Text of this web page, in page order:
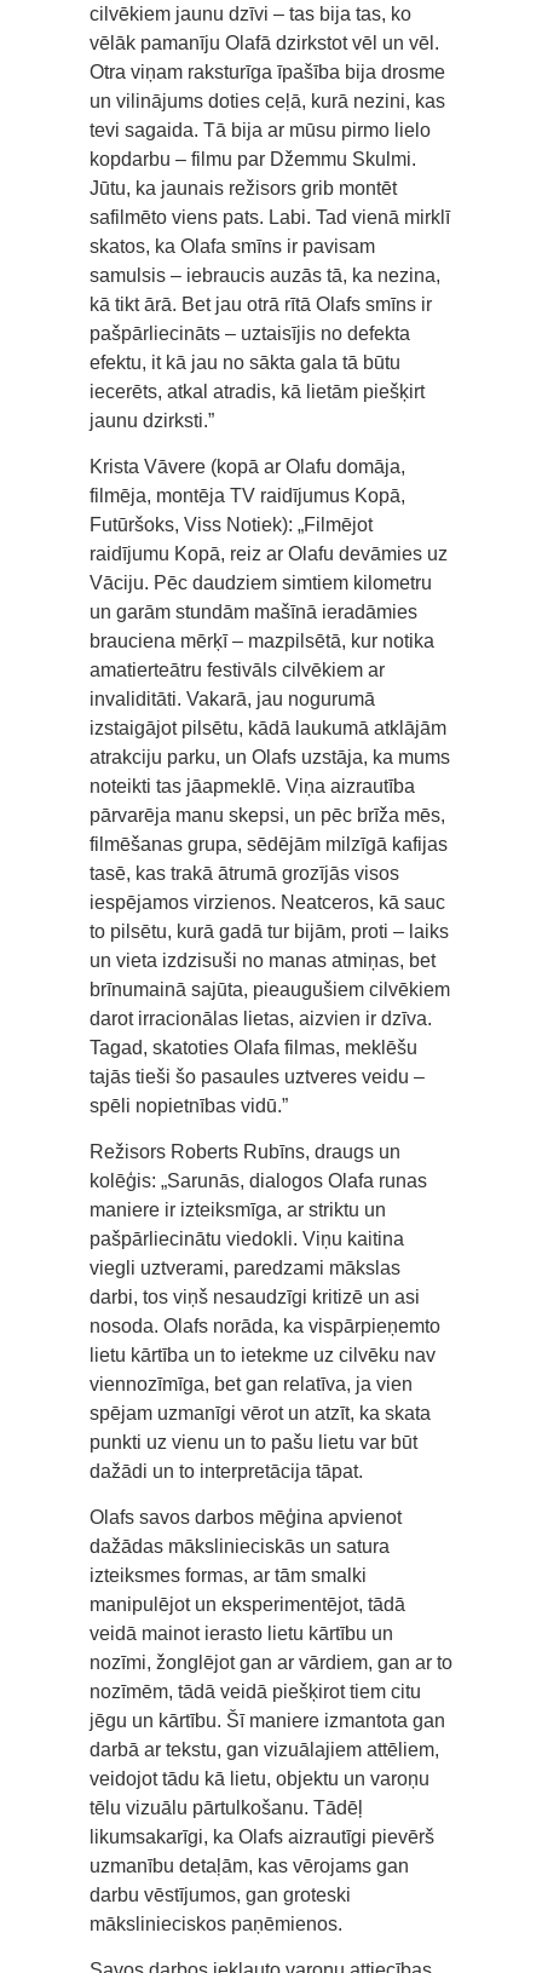
cilvēkiem jaunu dzīvi – tas bija tas, ko
vēlāk pamanīju Olafā dzirkstot vēl un vēl.
Otra viņam raksturīga īpašība bija drosme
un vilinājums doties ceļā, kurā nezini, kas
tevi sagaida. Tā bija ar mūsu pirmo lielo
kopdarbu – filmu par Džemmu Skulmi.
Jūtu, ka jaunais režisors grib montēt
safilmēto viens pats. Labi. Tad vienā mirklī
skatos, ka Olafa smīns ir pavisam
samulsis – iebraucis auzās tā, ka nezina,
kā tikt ārā. Bet jau otrā rītā Olafs smīns ir
pašpārliecināts – uztaisījis no defekta
efektu, it kā jau no sākta gala tā būtu
iecerēts, atkal atradis, kā lietām piešķirt
jaunu dzirksti.”
Krista Vāvere (kopā ar Olafu domāja,
filmēja, montēja TV raidījumus Kopā,
Futūršoks, Viss Notiek): „Filmējot
raidījumu Kopā, reiz ar Olafu devāmies uz
Vāciju. Pēc daudziem simtiem kilometru
un garām stundām mašīnā ieradāmies
brauciena mērķī – mazpilsētā, kur notika
amatierteātru festivāls cilvēkiem ar
invaliditāti. Vakarā, jau nogurumā
izstaigājot pilsētu, kādā laukumā atklājām
atrakciju parku, un Olafs uzstāja, ka mums
noteikti tas jāapmeklē. Viņa aizrautība
pārvarēja manu skepsi, un pēc brīža mēs,
filmēšanas grupa, sēdējām milzīgā kafijas
tasē, kas trakā ātrumā grozījās visos
iespējamos virzienos. Neatceros, kā sauc
to pilsētu, kurā gadā tur bijām, proti – laiks
un vieta izdzisuši no manas atmiņas, bet
brīnumainā sajūta, pieaugušiem cilvēkiem
darot irracionālas lietas, aizvien ir dzīva.
Tagad, skatoties Olafa filmas, meklēšu
tajās tieši šo pasaules uztveres veidu –
spēli nopietnības vidū.”
Režisors Roberts Rubīns, draugs un
kolēģis: „Sarunās, dialogos Olafa runas
maniere ir izteiksmīga, ar striktu un
pašpārliecinātu viedokli. Viņu kaitina
viegli uztverami, paredzami mākslas
darbi, tos viņš nesaudzīgi kritizē un asi
nosoda. Olafs norāda, ka vispārpieņemto
lietu kārtība un to ietekme uz cilvēku nav
viennozīmīga, bet gan relatīva, ja vien
spējam uzmanīgi vērot un atzīt, ka skata
punkti uz vienu un to pašu lietu var būt
dažādi un to interpretācija tāpat.
Olafs savos darbos mēģina apvienot
dažādas mākslinieciskās un satura
izteiksmes formas, ar tām smalki
manipulējot un eksperimentējot, tādā
veidā mainot ierasto lietu kārtību un
nozīmi, žonglējot gan ar vārdiem, gan ar to
nozīmēm, tādā veidā piešķirot tiem citu
jēgu un kārtību. Šī maniere izmantota gan
darbā ar tekstu, gan vizuālajiem attēliem,
veidojot tādu kā lietu, objektu un varoņu
tēlu vizuālu pārtulkošanu. Tādēļ
likumsakarīgi, ka Olafs aizrautīgi pievērš
uzmanību detaļām, kas vērojams gan
darbu vēstījumos, gan groteski
mākslinieciskos paņēmienos.